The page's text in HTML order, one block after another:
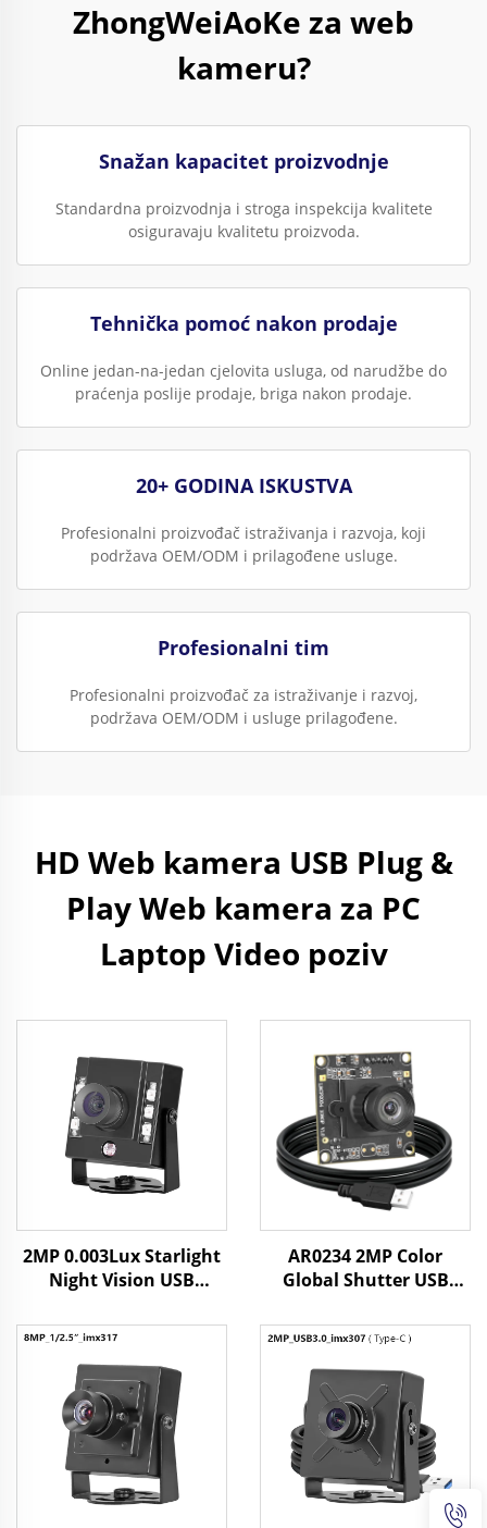
ZhongWeiAoKe za web
kameru?
Snažan kapacitet proizvodnje
Standardna proizvodnja i stroga inspekcija kvalitete
osiguravaju kvalitetu proizvoda.
Tehnička pomoć nakon prodaje
Online jedan-na-jedan cjelovita usluga, od narudžbe do
praćenja poslije prodaje, briga nakon prodaje.
20+ GODINA ISKUSTVA
Profesionalni proizvođač istraživanja i razvoja, koji
podržava OEM/ODM i prilagođene usluge.
Profesionalni tim
Profesionalni proizvođač za istraživanje i razvoj,
podržava OEM/ODM i usluge prilagođene.
HD Web kamera USB Plug &
Play Web kamera za PC
Laptop Video poziv
2MP 0.003Lux Starlight
Night Vision USB
Webcam za
industrijska kontrola
AR0234 2MP Color
Global Shutter USB
120fps UVC Mini Camera
Module